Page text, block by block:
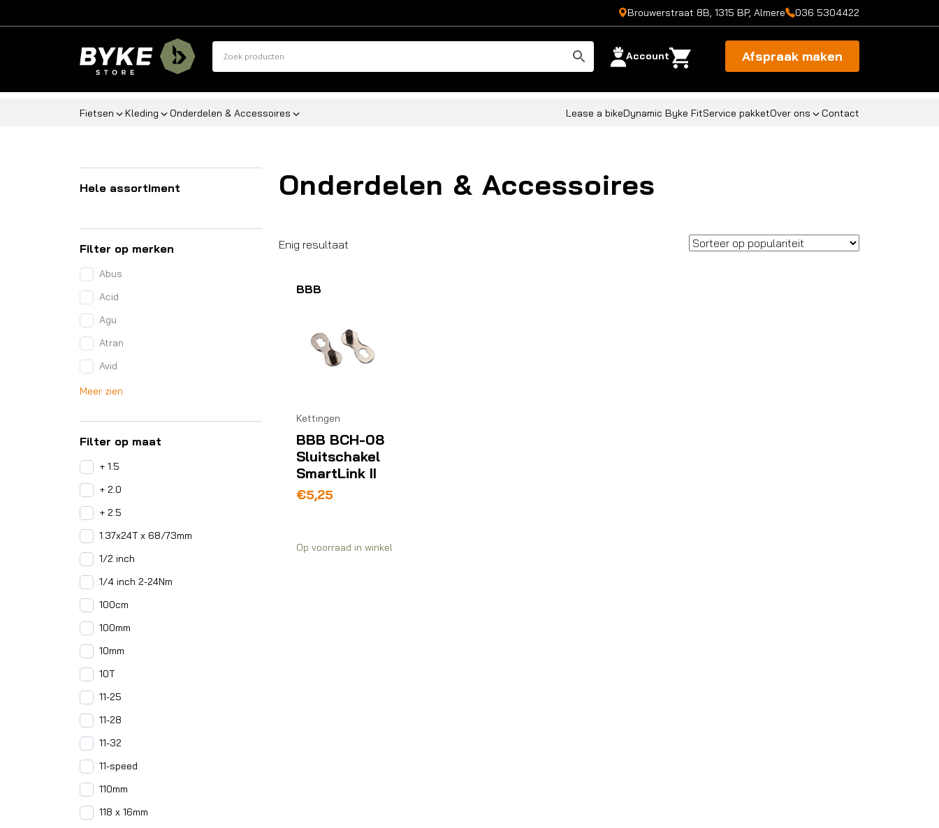
Brouwerstraat 8B, 1315 BP, Almere 036 5304422
Account Afspraak maken
Fietsen Kleding Onderdelen & Accessoires Lease a bikeDynamic Byke FitService pakketOver ons Contact
Hele assortiment
Filter op merken
Abus
Acid
Agu
Atran
Avid
Meer zien
Filter op maat
+ 1.5
+ 2.0
+ 2.5
1.37x24T x 68/73mm
1/2 inch
1/4 inch 2-24Nm
100cm
100mm
10mm
10T
11-25
11-28
11-32
11-speed
110mm
118 x 16mm
Onderdelen & Accessoires
Enig resultaat
BBB
Kettingen
BBB BCH-08
Sluitschakel
SmartLink II
€5,25
Op voorraad in winkel